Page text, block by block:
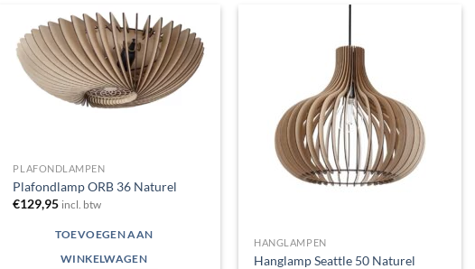
Toevoegen
aan
verlanglijst
PLAFONDLAMPEN
Plafondlamp ORB 36 Naturel
€129,95 incl. btw
TOEVOEGEN AAN
WINKELWAGEN
HANGLAMPEN
Hanglamp Seattle 50 Naturel